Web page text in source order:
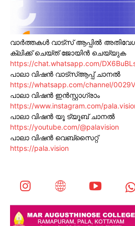
വാർത്തകൾ വാട്സ് ആപ്പിൽ
ക്ലിക്ക് ചെയ്ത് ജോയിൻ ചെയ്യുക
https://chat.whatsapp.com/
പാലാ വിഷൻ വാട്സ്ആപ്പ് ചാനൽ
https://whatsapp.com/channel/
പാലാ വിഷൻ ഇൻസ്റ്റാഗ്രാം
https://www.instagram.com/
പാലാ വിഷൻ യൂ ട്യൂബ് ചാനൽ
https://youtube.com/@palavision
പാലാ വിഷൻ വെബ്സൈറ്റ്
https://pala.vision